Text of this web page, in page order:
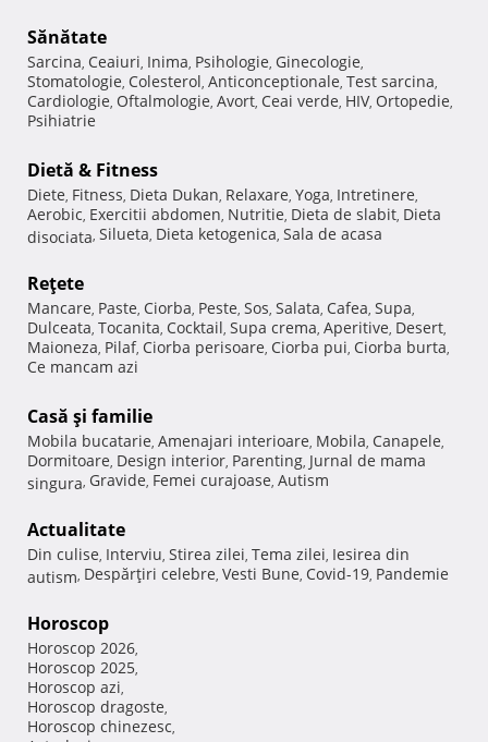
Sănătate
Sarcina, Ceaiuri, Inima, Psihologie, Ginecologie,
Stomatologie, Colesterol, Anticonceptionale, Test sarcina,
Cardiologie, Oftalmologie, Avort, Ceai verde, HIV, Ortopedie,
Psihiatrie
Dietă & Fitness
Diete, Fitness, Dieta Dukan, Relaxare, Yoga, Intretinere,
Aerobic, Exercitii abdomen, Nutritie, Dieta de slabit, Dieta
disociata, Silueta, Dieta ketogenica, Sala de acasa
Reţete
Mancare, Paste, Ciorba, Peste, Sos, Salata, Cafea, Supa,
Dulceata, Tocanita, Cocktail, Supa crema, Aperitive, Desert,
Maioneza, Pilaf, Ciorba perisoare, Ciorba pui, Ciorba burta,
Ce mancam azi
Casă şi familie
Mobila bucatarie, Amenajari interioare, Mobila, Canapele,
Dormitoare, Design interior, Parenting, Jurnal de mama
singura, Gravide, Femei curajoase, Autism
Actualitate
Din culise, Interviu, Stirea zilei, Tema zilei, Iesirea din
autism, Despărţiri celebre, Vesti Bune, Covid-19, Pandemie
Horoscop
Horoscop 2026,
Horoscop 2025,
Horoscop azi,
Horoscop dragoste,
Horoscop chinezesc,